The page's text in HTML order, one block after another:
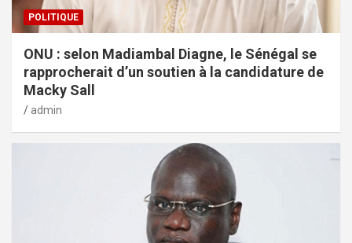
POLITIQUE
ONU : selon Madiambal Diagne, le Sénégal se
rapprocherait d’un soutien à la candidature de
Macky Sall
admin